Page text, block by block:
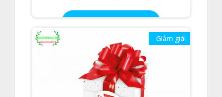
gốc
₫320,000.
hiện
là:
Giảm giá!